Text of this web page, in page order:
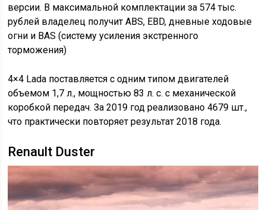
версии. В максимальной комплектации за 574 тыс.
рублей владелец получит ABS, EBD, дневные ходовые
огни и BAS (систему усиления экстренного
торможения)
4×4 Lada поставляется с одним типом двигателей
объемом 1,7 л., мощностью 83 л. с. с механической
коробкой передач. За 2019 год реализовано 4679 шт.,
что практически повторяет результат 2018 года.
Renault Duster